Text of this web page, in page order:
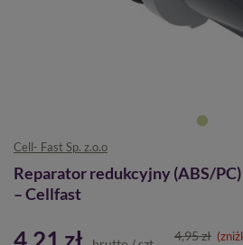
Cell- Fast Sp. z.o.o
Reparator redukcyjny (ABS/
– Cellfast
4,95 zł